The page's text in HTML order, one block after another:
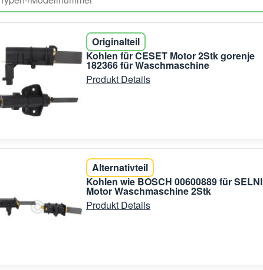
Originalteil
Kohlen für CESET Motor 2Stk gorenje
182366 für Waschmaschine
Produkt Details
Alternativteil
Kohlen wie BOSCH 00600889 für SELNI
Motor Waschmaschine 2Stk
Produkt Details